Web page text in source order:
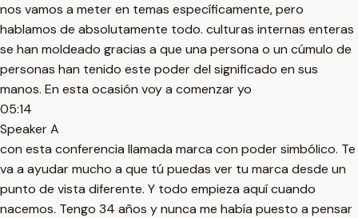
nos vamos a meter en temas específicamente, pero
hablamos de absolutamente todo. culturas internas enteras
se han moldeado gracias a que una persona o un cúmulo de
personas han tenido este poder del significado en sus
manos. En esta ocasión voy a comenzar yo
05:14
Speaker A
con esta conferencia llamada marca con poder simbólico. Te
va a ayudar mucho a que tú puedas ver tu marca desde un
punto de vista diferente. Y todo empieza aquí cuando
nacemos. Tengo 34 años y nunca me había puesto a pensar